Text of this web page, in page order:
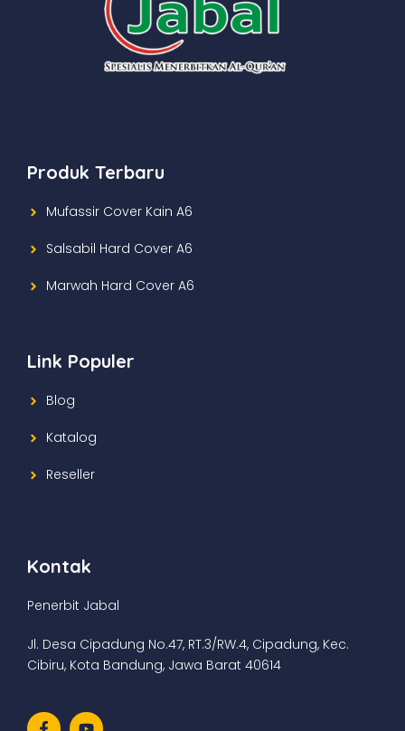
Produk Terbaru
Mufassir Cover Kain A6
Salsabil Hard Cover A6
Marwah Hard Cover A6
Link Populer
Blog
Katalog
Reseller
Kontak
Penerbit Jabal
Jl. Desa Cipadung No.47, RT.3/RW.4, Cipadung, Kec.
Cibiru, Kota Bandung, Jawa Barat 40614